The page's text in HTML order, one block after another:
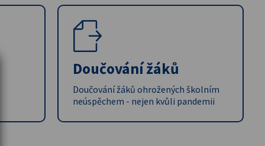
Doučování žáků
Doučování žáků ohrožených školním
neúspěchem - nejen kvůli pandemii